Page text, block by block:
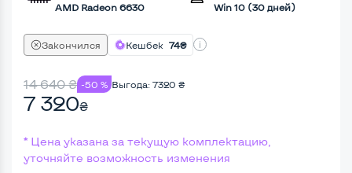
AMD Radeon 6630
Win 10 (30 дней)
Закончился Кешбек 74₴
14 640₴ -50 % Выгода: 7320 ₴
7 320₴
* Цена указана за текущую комплектацию,
уточняйте возможность изменения